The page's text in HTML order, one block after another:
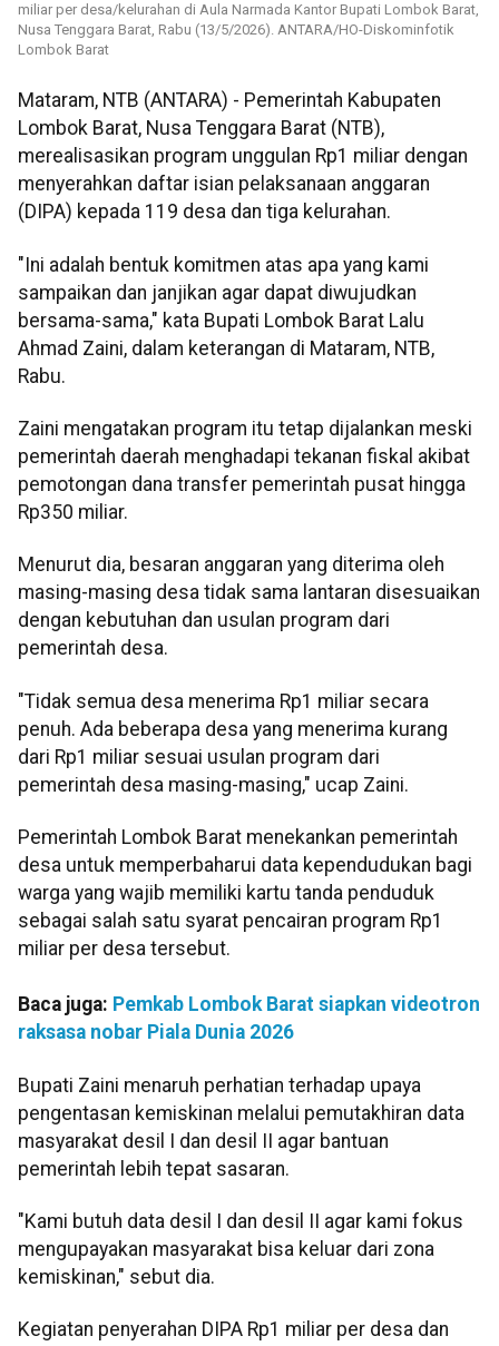
miliar per desa/kelurahan di Aula Narmada Kantor Bupati Lombok Barat,
Nusa Tenggara Barat, Rabu (13/5/2026). ANTARA/HO-Diskominfotik
Lombok Barat
Mataram, NTB (ANTARA) - Pemerintah Kabupaten
Lombok Barat, Nusa Tenggara Barat (NTB),
merealisasikan program unggulan Rp1 miliar dengan
menyerahkan daftar isian pelaksanaan anggaran
(DIPA) kepada 119 desa dan tiga kelurahan.
"Ini adalah bentuk komitmen atas apa yang kami
sampaikan dan janjikan agar dapat diwujudkan
bersama-sama," kata Bupati Lombok Barat Lalu
Ahmad Zaini, dalam keterangan di Mataram, NTB,
Rabu.
Zaini mengatakan program itu tetap dijalankan meski
pemerintah daerah menghadapi tekanan fiskal akibat
pemotongan dana transfer pemerintah pusat hingga
Rp350 miliar.
Menurut dia, besaran anggaran yang diterima oleh
masing-masing desa tidak sama lantaran disesuaikan
dengan kebutuhan dan usulan program dari
pemerintah desa.
"Tidak semua desa menerima Rp1 miliar secara
penuh. Ada beberapa desa yang menerima kurang
dari Rp1 miliar sesuai usulan program dari
pemerintah desa masing-masing," ucap Zaini.
Pemerintah Lombok Barat menekankan pemerintah
desa untuk memperbaharui data kependudukan bagi
warga yang wajib memiliki kartu tanda penduduk
sebagai salah satu syarat pencairan program Rp1
miliar per desa tersebut.
Baca juga: Pemkab Lombok Barat siapkan videotron
raksasa nobar Piala Dunia 2026
Bupati Zaini menaruh perhatian terhadap upaya
pengentasan kemiskinan melalui pemutakhiran data
masyarakat desil I dan desil II agar bantuan
pemerintah lebih tepat sasaran.
"Kami butuh data desil I dan desil II agar kami fokus
mengupayakan masyarakat bisa keluar dari zona
kemiskinan," sebut dia.
Kegiatan penyerahan DIPA Rp1 miliar per desa dan